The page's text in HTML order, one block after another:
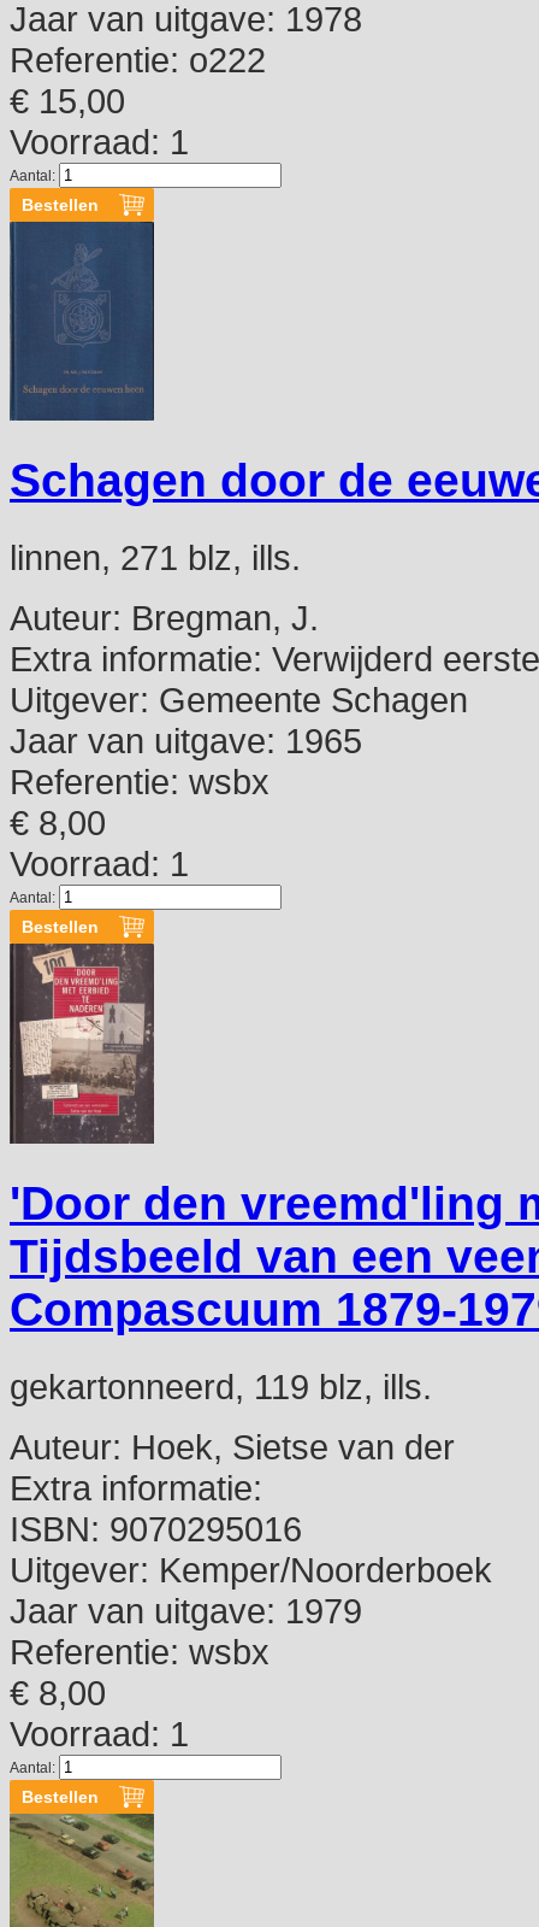
Jaar van uitgave: 1978
Referentie: o222
€ 15,00
Voorraad: 1
Aantal:
Schagen door de
linnen, 271 blz, ills.
Auteur: Bregman, J.
Extra informatie: Verwijderd
Uitgever: Gemeente Schagen
Jaar van uitgave: 1965
Referentie: wsbx
€ 8,00
Voorraad: 1
Aantal:
'Door den vreemd'ling
Tijdsbeeld van een
Compascuum 1879-
gekartonneerd, 119 blz, ills.
Auteur: Hoek, Sietse van der
Extra informatie:
ISBN: 9070295016
Uitgever: Kemper/Noorderboek
Jaar van uitgave: 1979
Referentie: wsbx
€ 8,00
Voorraad: 1
Aantal: